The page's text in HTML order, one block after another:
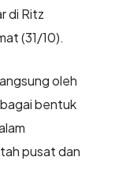
di Ritz
(31/10).
oleh
bentuk
pusat dan